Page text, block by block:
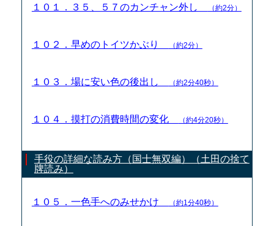
１０１．３５、５７のカンチャン外し （約2分）
１０２．早めのトイツかぶり （約2分）
１０３．場に安い色の後出し （約2分40秒）
１０４．摸打の消費時間の変化 （約4分20秒）
手役の詳細な読み方（国士無双編）（土田の捨て
牌読み）
１０５．一色手へのみせかけ （約1分40秒）